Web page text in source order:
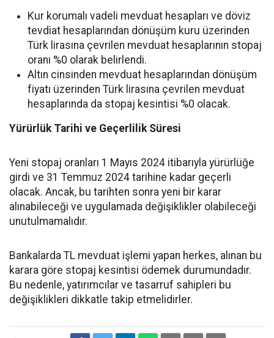
Kur korumalı vadeli mevduat hesapları ve döviz
tevdiat hesaplarından dönüşüm kuru üzerinden
Türk lirasına çevrilen mevduat hesaplarının stopaj
oranı %0 olarak belirlendi.
Altın cinsinden mevduat hesaplarından dönüşüm
fiyatı üzerinden Türk lirasına çevrilen mevduat
hesaplarında da stopaj kesintisi %0 olacak.
Yürürlük Tarihi ve Geçerlilik Süresi
Yeni stopaj oranları 1 Mayıs 2024 itibarıyla yürürlüğe
girdi ve 31 Temmuz 2024 tarihine kadar geçerli
olacak. Ancak, bu tarihten sonra yeni bir karar
alınabileceği ve uygulamada değişiklikler olabileceği
unutulmamalıdır.
Bankalarda TL mevduat işlemi yapan herkes, alınan bu
karara göre stopaj kesintisi ödemek durumundadır.
Bu nedenle, yatırımcılar ve tasarruf sahipleri bu
değişiklikleri dikkatle takip etmelidirler.